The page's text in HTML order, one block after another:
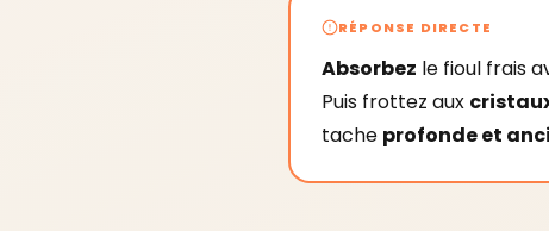
RÉPONSE DIRECTE
Absorbez le fioul frais
Puis frottez aux
tache profonde et